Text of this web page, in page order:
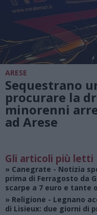
ARESE
Sequestrano
procurare la
minorenni
ad Arese
Gli articoli più letti
» Canegrate - Notizia
prima di Ferragosto da
scarpe a 7 euro e tante
» Religione - Legnano
di Lisieux: due giorni di